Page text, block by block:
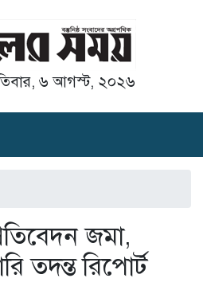
৬ আগস্ট, ২০২৬
জমা,
তদন্ত রিপোর্ট